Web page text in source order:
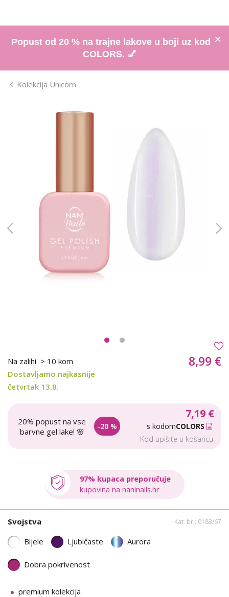
Popust od 20 % na trajne lakove u boji uz kod
COLORS. 💅
Kolekcija Unicorn
Na zalihi > 10 kom
Dostavljamo najkasnije
četvrtak 13.8.
8,99 €
20% popust na vse
barvne gel lake! 🌸
-20 %
7,19 €
s kodomCOLORS
Kod upišite u košaricu
97% kupaca preporučuje
kupovina na naninails.hr
Svojstva Kat. br.: 0183/67
Bijele Ljubičaste Aurora
Dobra pokrivenost
premium kolekcija